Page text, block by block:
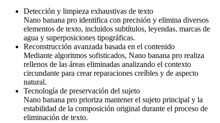
Detección y limpieza exhaustivas de texto
Nano banana pro identifica con precisión y elimina diversos
elementos de texto, incluidos subtítulos, leyendas, marcas de
agua y superposiciones tipográficas.
Reconstrucción avanzada basada en el contenido
Mediante algoritmos sofisticados, Nano banana pro realiza
rellenos de las áreas eliminadas analizando el contexto
circundante para crear reparaciones creíbles y de aspecto
natural.
Tecnología de preservación del sujeto
Nano banana pro prioriza mantener el sujeto principal y la
estabilidad de la composición original durante el proceso de
eliminación de texto.